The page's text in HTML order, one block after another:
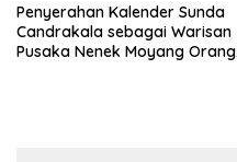
Penyerahan Kalender Sunda
Candrakala sebagai Warisan
Pusaka Nenek Moyang Orang